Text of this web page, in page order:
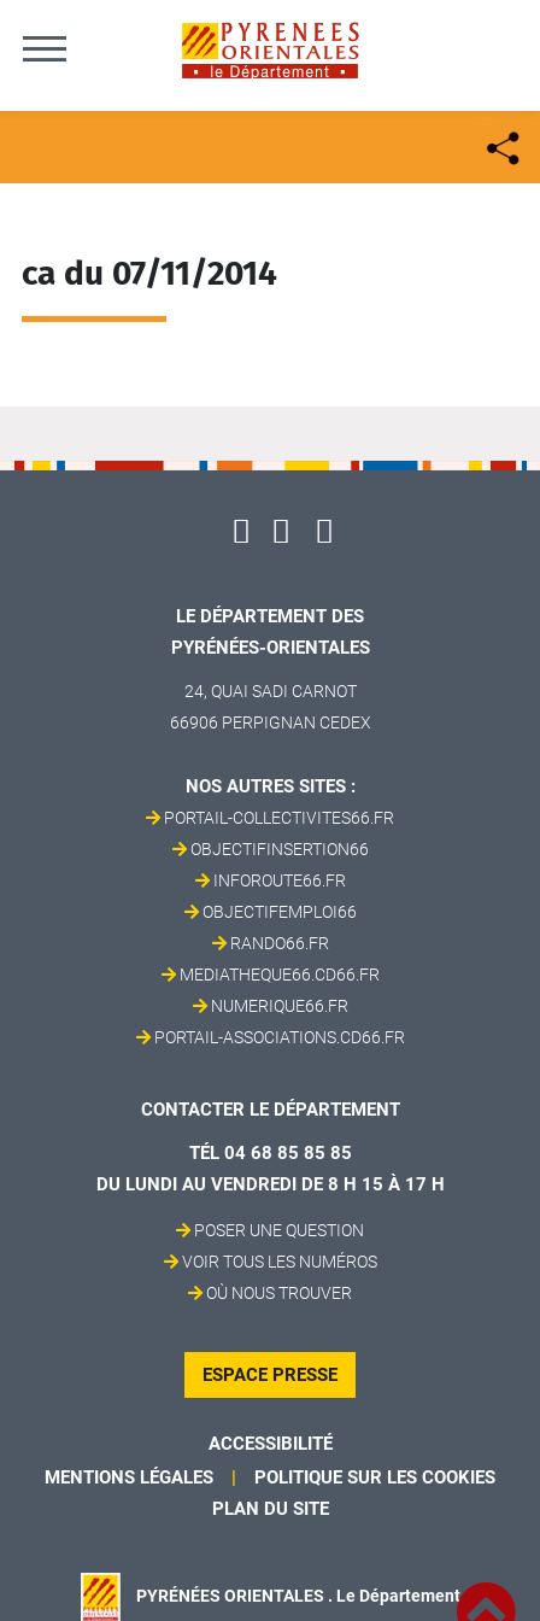
ca du 07/11/2014
LE DÉPARTEMENT DES
PYRÉNÉES-ORIENTALES
24, QUAI SADI CARNOT
66906 PERPIGNAN CEDEX
NOS AUTRES SITES :
PORTAIL-COLLECTIVITES66.FR
OBJECTIFINSERTION66
INFOROUTE66.FR
OBJECTIFEMPLOI66
RANDO66.FR
MEDIATHEQUE66.CD66.FR
NUMERIQUE66.FR
PORTAIL-ASSOCIATIONS.CD66.FR
CONTACTER LE DÉPARTEMENT
TÉL 04 68 85 85 85
DU LUNDI AU VENDREDI DE 8 H 15 À 17 H
POSER UNE QUESTION
VOIR TOUS LES NUMÉROS
OÙ NOUS TROUVER
ESPACE PRESSE
ACCESSIBILITÉ
MENTIONS LÉGALES
POLITIQUE SUR LES COOKIES
PLAN DU SITE
PYRÉNÉES ORIENTALES . Le Département